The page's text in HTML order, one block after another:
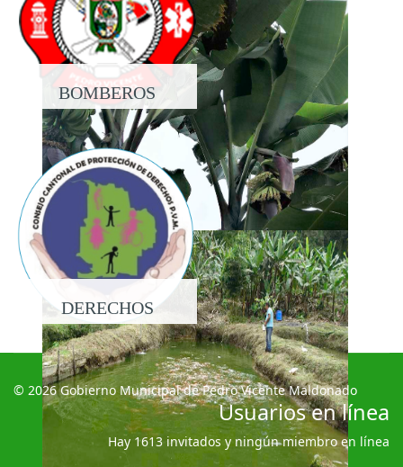
BOMBEROS
DERECHOS
© 2026 Gobierno Municipal de Pedro Vicente Maldonado
Usuarios en línea
Hay 1613 invitados y ningún miembro en línea